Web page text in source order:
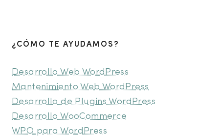
¿CÓMO TE AYUDAMOS?
Desarrollo Web WordPress
Mantenimiento Web WordPress
Desarrollo de Plugins WordPress
Desarrollo WooCommerce
WPO para WordPress